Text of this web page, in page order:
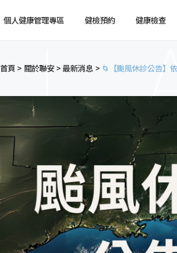
個人健康管理專區 健檢預約
健檢預約 個人健檢預約
健康檢查
健康檢查 個人健檢服務
關於聯安 經營理念 服務特
交通資訊 環境介
首頁 關於聯安 最新消息 🌀【颱風休診公告】